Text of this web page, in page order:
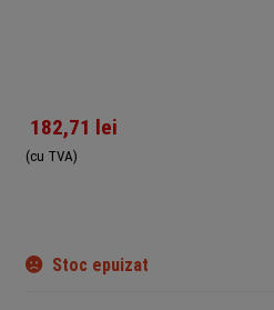
182,71 lei
(cu TVA)
Stoc epuizat